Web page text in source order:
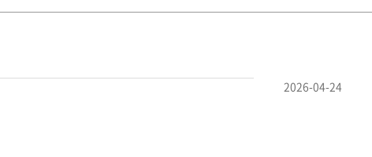
2026-04-24